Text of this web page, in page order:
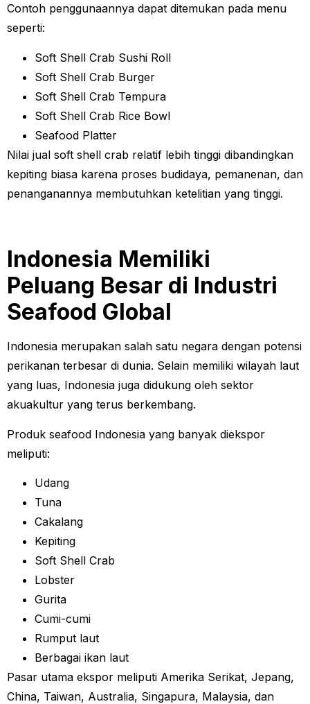
Contoh penggunaannya dapat ditemukan pada menu
seperti:
Soft Shell Crab Sushi Roll
Soft Shell Crab Burger
Soft Shell Crab Tempura
Soft Shell Crab Rice Bowl
Seafood Platter
Nilai jual soft shell crab relatif lebih tinggi dibandingkan
kepiting biasa karena proses budidaya, pemanenan, dan
penanganannya membutuhkan ketelitian yang tinggi.
Indonesia Memiliki
Peluang Besar di Industri
Seafood Global
Indonesia merupakan salah satu negara dengan potensi
perikanan terbesar di dunia. Selain memiliki wilayah laut
yang luas, Indonesia juga didukung oleh sektor
akuakultur yang terus berkembang.
Produk seafood Indonesia yang banyak diekspor
meliputi:
Udang
Tuna
Cakalang
Kepiting
Soft Shell Crab
Lobster
Gurita
Cumi-cumi
Rumput laut
Berbagai ikan laut
Pasar utama ekspor meliputi Amerika Serikat, Jepang,
China, Taiwan, Australia, Singapura, Malaysia, dan